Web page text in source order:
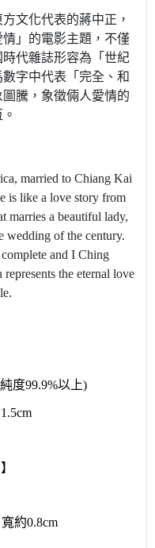
文化代表的蔣中正，
」的電影主題，不僅
代雜誌形容為「世紀
字中代表「完全、和
圖騰，象徵倆人愛情的
married to Chiang Kai
is like a love story from
marries a beautiful lady,
wedding of the century.
and I Ching
the eternal love
度99.9%以上)
約0.8cm